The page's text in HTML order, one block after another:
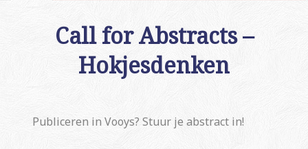
Call for Abstracts –
Hokjesdenken
Publiceren in Vooys? Stuur je abstract in!